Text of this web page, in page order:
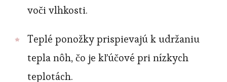
voči vlhkosti.
Teplé ponožky prispievajú k udržaniu
tepla nôh, čo je kľúčové pri nízkych
teplotách.